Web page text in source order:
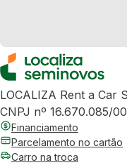
LOCALIZA Rent a Car
CNPJ nº 16.670.085/
Financiamento
Parcelamento no cartão
Carro na troca